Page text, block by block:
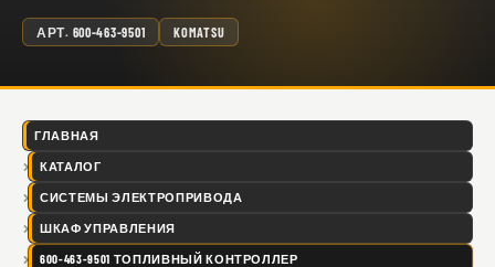
АРТ. 600-463-9501 KOMATSU
ГЛАВНАЯ
КАТАЛОГ
СИСТЕМЫ ЭЛЕКТРОПРИВОДА
ШКАФ УПРАВЛЕНИЯ
600-463-9501 ТОПЛИВНЫЙ КОНТРОЛЛЕР